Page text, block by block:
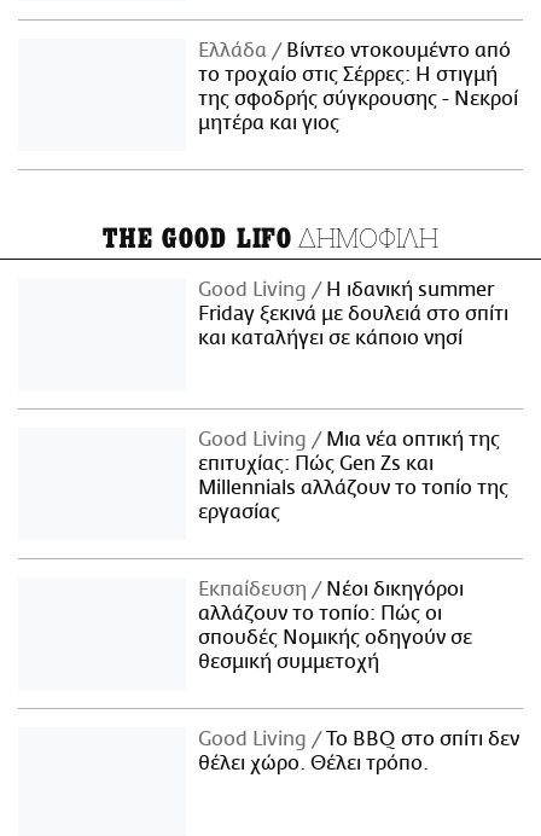
Ελλάδα
Βίντεο ντοκουμέντο από
το τροχαίο στις Σέρρες: Η στιγμή
της σφοδρής σύγκρουσης - Νεκροί
μητέρα και γιος
THE GOOD LIFO ΔΗΜΟΦΙΛΗ
Good Living
Η ιδανική summer
Friday ξεκινά με δουλειά στο σπίτι
και καταλήγει σε κάποιο νησί
Good Living
Μια νέα οπτική της
επιτυχίας: Πώς Gen Zs και
Millennials αλλάζουν το τοπίο της
εργασίας
Εκπαίδευση
Νέοι δικηγόροι
αλλάζουν το τοπίο: Πώς οι
σπουδές Νομικής οδηγούν σε
θεσμική συμμετοχή
Good Living
Το BBQ στο σπίτι δεν
θέλει χώρο. Θέλει τρόπο.